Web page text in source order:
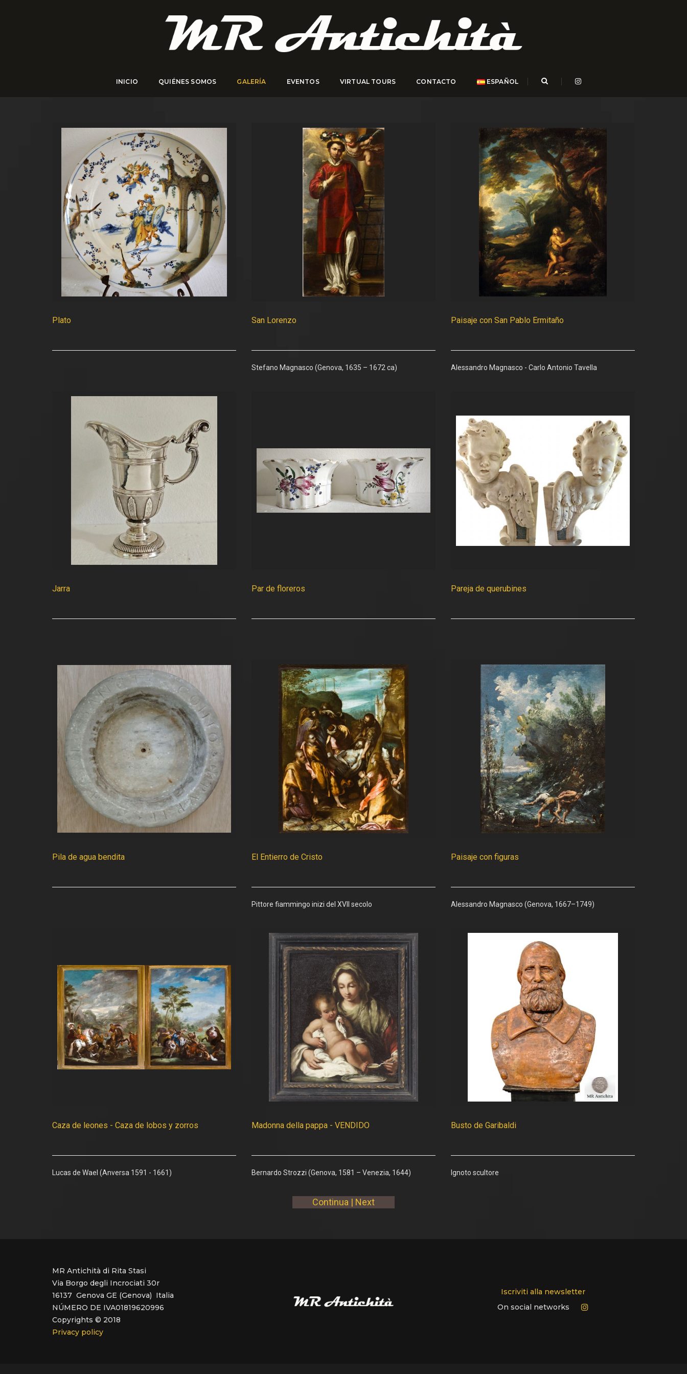
INICIO QUIÉNES SOMOS GALERÍA EVENTOS VIRTUAL TOURS CONTACTO ESPAÑOL
Plato San Lorenzo
Stefano Magnasco (Genova, 1635 – 1672 ca)
Paisaje con San Pablo Ermitaño
Alessandro Magnasco - Carlo Antonio Tavella
Jarra Par de floreros Pareja de querubines
Pila de agua bendita El Entierro de Cristo
Pittore fiammingo inizi del XVII secolo
Paisaje con figuras
Alessandro Magnasco (Genova, 1667–1749)
Caza de leones - Caza de lobos y zorros
Lucas de Wael (Anversa 1591 - 1661)
Madonna della pappa - VENDIDO
Bernardo Strozzi (Genova, 1581 – Venezia, 1644)
Busto de Garibaldi
Ignoto scultore
Continua | Next
MR Antichità di Rita Stasi
Via Borgo degli Incrociati 30r
16137 Genova GE (Genova) Italia
NÚMERO DE IVA01819620996
Copyrights © 2018
Privacy policy
Iscriviti alla newsletter
On social networks